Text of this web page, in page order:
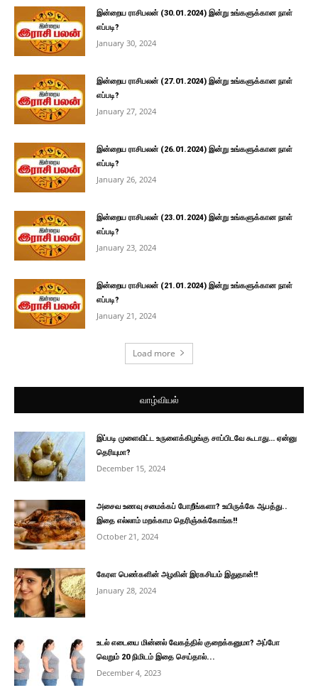
இன்றைய ராசிபலன் (30.01.2024) இன்று உங்களுக்கான நாள்
எப்படி?
January 30, 2024
இன்றைய ராசிபலன் (27.01.2024) இன்று உங்களுக்கான நாள்
எப்படி?
January 27, 2024
இன்றைய ராசிபலன் (26.01.2024) இன்று உங்களுக்கான நாள்
எப்படி?
January 26, 2024
இன்றைய ராசிபலன் (23.01.2024) இன்று உங்களுக்கான நாள்
எப்படி?
January 23, 2024
இன்றைய ராசிபலன் (21.01.2024) இன்று உங்களுக்கான நாள்
எப்படி?
January 21, 2024
Load more
வாழ்வியல்
இப்படி முளைவிட்ட உருளைக்கிழங்கு சாப்பிடவே கூடாது… ஏன்னு
தெரியுமா?
December 15, 2024
அசைவ உணவு சமைக்கப் போறீங்களா? உயிருக்கே ஆபத்து..
இதை எல்லாம் மறக்காம தெரிஞ்சுக்கோங்க!!
October 21, 2024
கேரள பெண்களின் அழகின் இரகசியம் இதுதான்!!
January 28, 2024
உடல் எடையை மின்னல் வேகத்தில் குறைக்கனுமா? அப்போ
வெறும் 20 நிமிடம் இதை செய்தால்...
December 4, 2023